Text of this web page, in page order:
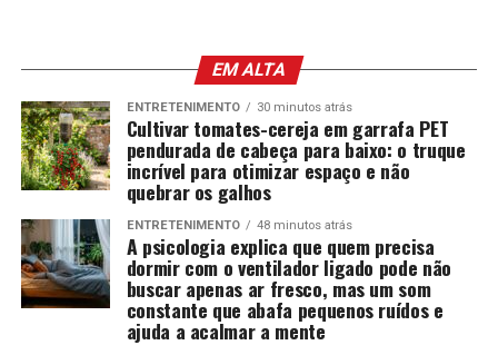
EM ALTA
ENTRETENIMENTO 30 minutos atrás
Cultivar tomates-cereja em garrafa PET
pendurada de cabeça para baixo: o truque
incrível para otimizar espaço e não
quebrar os galhos
ENTRETENIMENTO 48 minutos atrás
A psicologia explica que quem precisa
dormir com o ventilador ligado pode não
buscar apenas ar fresco, mas um som
constante que abafa pequenos ruídos e
ajuda a acalmar a mente